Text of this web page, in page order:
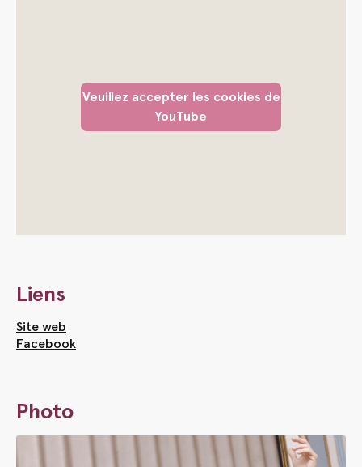
Veuillez accepter les cookies de
YouTube
Liens
Site web
Facebook
Photo